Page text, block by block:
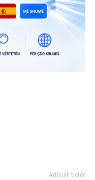
Artikulli tjetër